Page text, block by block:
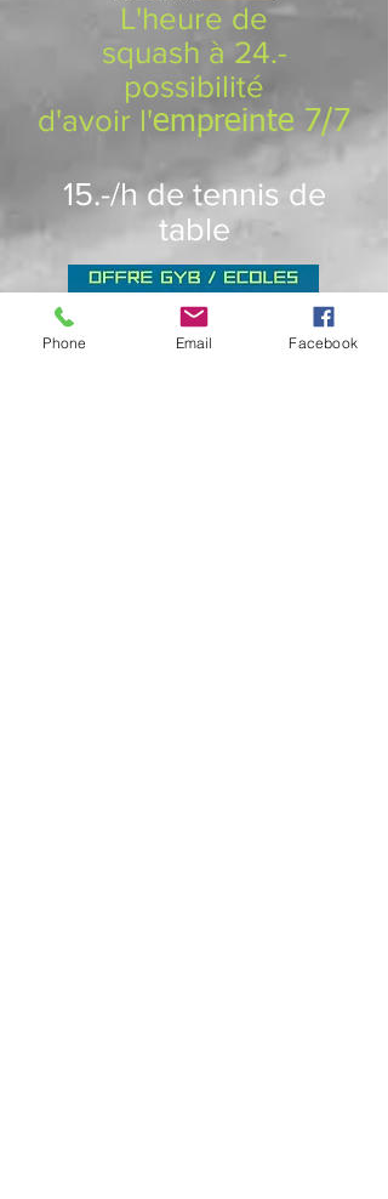
L'heure de
squash à 24.-
possibilité
d'avoir l'empreinte 7/7
15.-/h de tennis de
table
Phone Email Facebook